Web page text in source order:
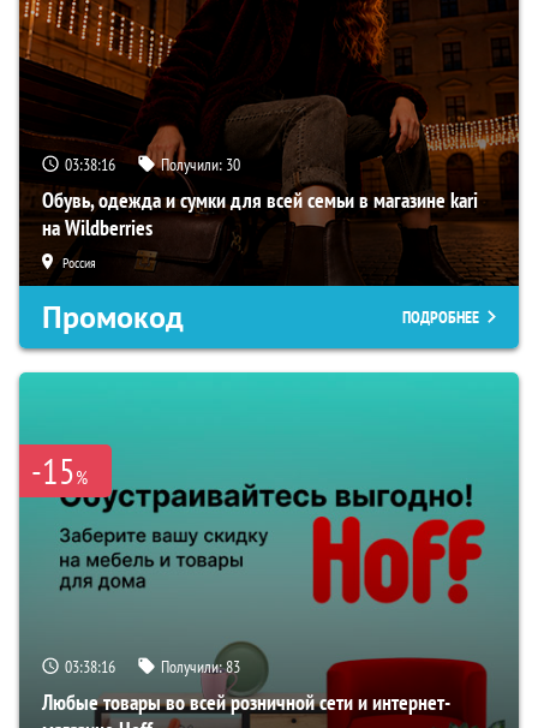
03:38:15 Получили: 30
Обувь, одежда и сумки для всей семьи в магазине kari
на Wildberries
Россия
Промокод ПОДРОБНЕЕ
-15%
03:38:15 Получили:83
Любые товары во всей розничной сети и интернет-